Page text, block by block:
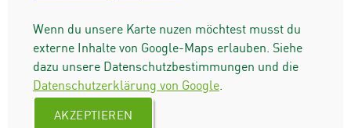
Wenn du unsere Karte nuzen möchtest musst du
externe Inhalte von Google-Maps erlauben. Siehe
dazu unsere Datenschutzbestimmungen und die
Datenschutzerklärung von Google.
AKZEPTIEREN